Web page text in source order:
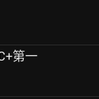
第一